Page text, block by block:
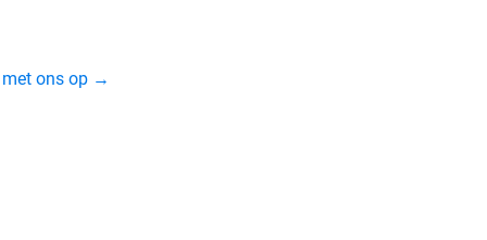
met ons op →